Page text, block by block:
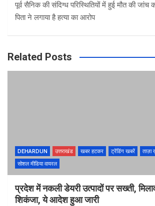
पूर्व सैनिक की संदिग्ध परिस्थितियों में हुई मौत की जांच
पिता ने लगाया है हत्या का आरोप
Related Posts
DEHARDUN उत्तराखंड खबर हटकर ट्रेंडिंग खबरें ताज़ा
सोशल मीडिया वायरल
प्रदेश में नकली डेयरी उत्पादों पर सख्ती,
शिकंजा, ये आदेश हुआ जारी